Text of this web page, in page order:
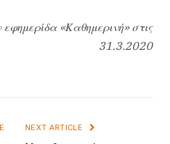
εφημερίδα «Καθημερινή» στις
31.3.2020
NEXT ARTICLE